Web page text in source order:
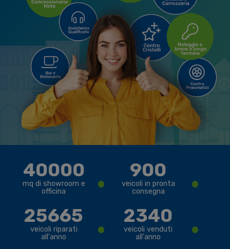
40000
mq di showroom e
officina
• 900
veicoli in pronta
consegna
•
25665
veicoli riparati
all'anno
• 2340
veicoli venduti
all'anno
•